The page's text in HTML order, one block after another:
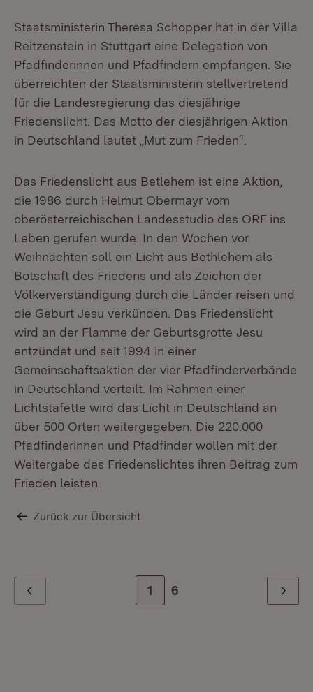
Staatsministerin Theresa Schopper hat in der Villa
Reitzenstein in Stuttgart eine Delegation von
Pfadfinderinnen und Pfadfindern empfangen. Sie
überreichten der Staatsministerin stellvertretend
für die Landesregierung das diesjährige
Friedenslicht. Das Motto der diesjährigen Aktion
in Deutschland lautet „Mut zum Frieden“.
Das Friedenslicht aus Betlehem ist eine Aktion,
die 1986 durch Helmut Obermayr vom
oberösterreichischen Landesstudio des ORF ins
Leben gerufen wurde. In den Wochen vor
Weihnachten soll ein Licht aus Bethlehem als
Botschaft des Friedens und als Zeichen der
Völkerverständigung durch die Länder reisen und
die Geburt Jesu verkünden. Das Friedenslicht
wird an der Flamme der Geburtsgrotte Jesu
entzündet und seit 1994 in einer
Gemeinschaftsaktion der vier Pfadfinderverbände
in Deutschland verteilt. Im Rahmen einer
Lichtstafette wird das Licht in Deutschland an
über 500 Orten weitergegeben. Die 220.000
Pfadfinderinnen und Pfadfinder wollen mit der
Weitergabe des Friedenslichtes ihren Beitrag zum
Frieden leisten.
Zurück zur Übersicht
Zur Seite
1 Zur letzten Seite
6 Weiter